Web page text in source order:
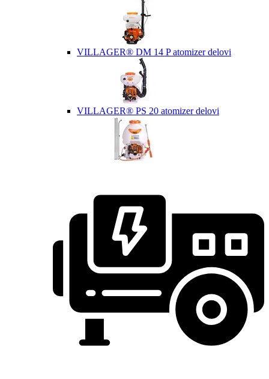
VILLAGER® DM 14 P atomizer delovi
VILLAGER® PS 20 atomizer delovi